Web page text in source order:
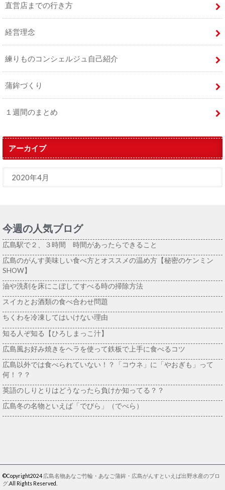
直営店までの行き方
経営理念
練りものコンシェルジュ自己紹介
蒲鉾づくり
１週間のまとめ
アーカイブ
今週の人気ブログ
広島駅で２、３時間 時間があったらできること
広島のがんす美味しい食べ方とオススメの温め方【秘密のケンミン
SHOW】
油や洗剤を床にこぼしてすべる時の掃除方法
スイカとお酒類の食べ合わせ問題
ちくわを冷凍してはいけない理由
知る人ぞ知る【ひろしまっこ汁】
広島風お好み焼きをヘラを使って鉄板で上手に食べるコツ
広島以外では食べられていない！？「コウネ」に「やおぎも」って
何！？？
英語のしりとりはどうなったら負けか知ってる？？
広島冬の名物といえば「でびら」（でべら）
©Copyright2024 広島名物あなご竹輪・あなご蒲鉾・広島がんすといえば出野水産のブロ
グ.All Rights Reserved.